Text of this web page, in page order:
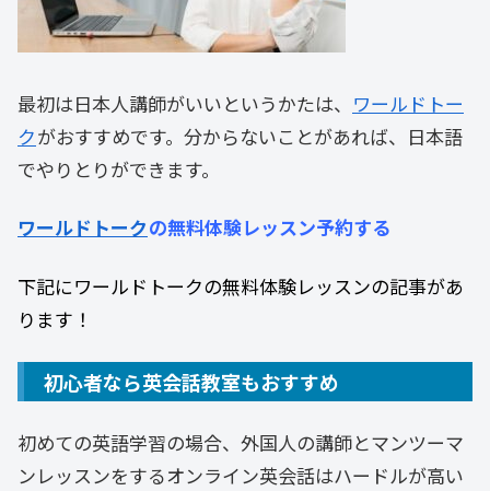
最初は日本人講師がいいというかたは、 ワールドトー
クがおすすめです。分からないことがあれば、日本語
でやりとりができます。
ワールドトークの無料体験レッスン予約する
下記にワールドトークの無料体験レッスンの記事があ
ります！
初心者なら英会話教室もおすすめ
初めての英語学習の場合、外国人の講師とマンツーマ
ンレッスンをするオンライン英会話はハードルが高い